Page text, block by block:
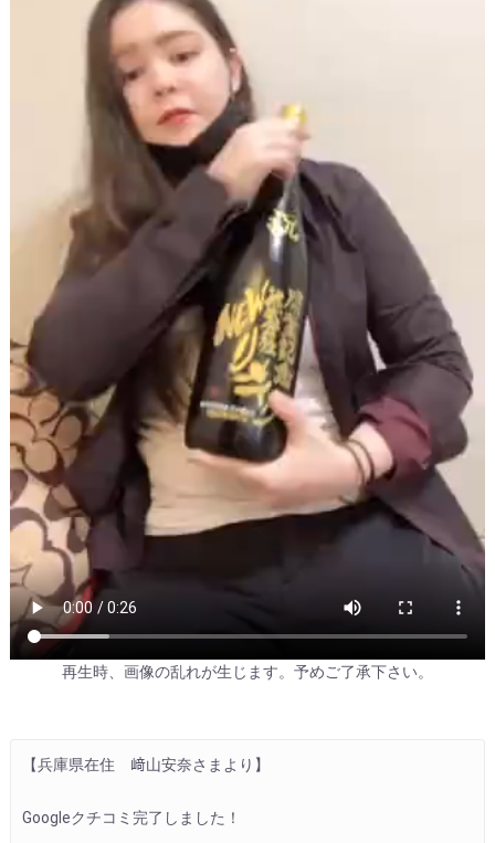
再生時、画像の乱れが生じます。予めご了承下さい。
【兵庫県在住　﨑山安奈さまより】
Googleクチコミ完了しました！